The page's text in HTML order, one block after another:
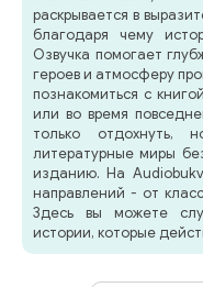
раскрывается в
благодаря чему
Озвучка помогает
героев и атмосферу
познакомиться с
или во время
только
литературные миры
изданию. На
направлений - от
Здесь вы можете
истории, которые